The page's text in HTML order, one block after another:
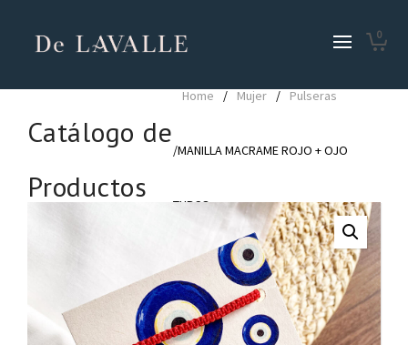
0
Catálogo de
Productos
Home / Mujer / Pulseras
/MANILLA MACRAME ROJO + OJO
TURCO